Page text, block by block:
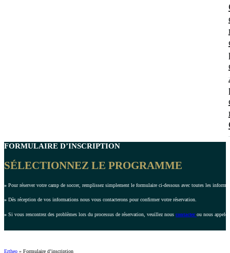
FORMULAIRE D’INSCRIPTION
SÉLECTIONNEZ LE PROGRAMME
» Pour réserver votre camp de soccer, remplissez simplement le formulaire ci-dessous avec toutes les
» Dès réception de vos informations nous vous contacterons pour confirmer votre réservation.
» Si vous rencontrez des problèmes lors du processus de réservation, veuillez nous contacterou nous
Ertheo » Formulaire d’inscription